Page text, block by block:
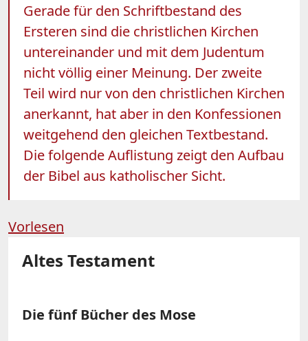
Gerade für den Schriftbestand des
Ersteren sind die christlichen Kirchen
untereinander und mit dem Judentum
nicht völlig einer Meinung. Der zweite
Teil wird nur von den christlichen Kirchen
anerkannt, hat aber in den Konfessionen
weitgehend den gleichen Textbestand.
Die folgende Auflistung zeigt den Aufbau
der Bibel aus katholischer Sicht.
Vorlesen
Altes Testament
Die fünf Bücher des Mose